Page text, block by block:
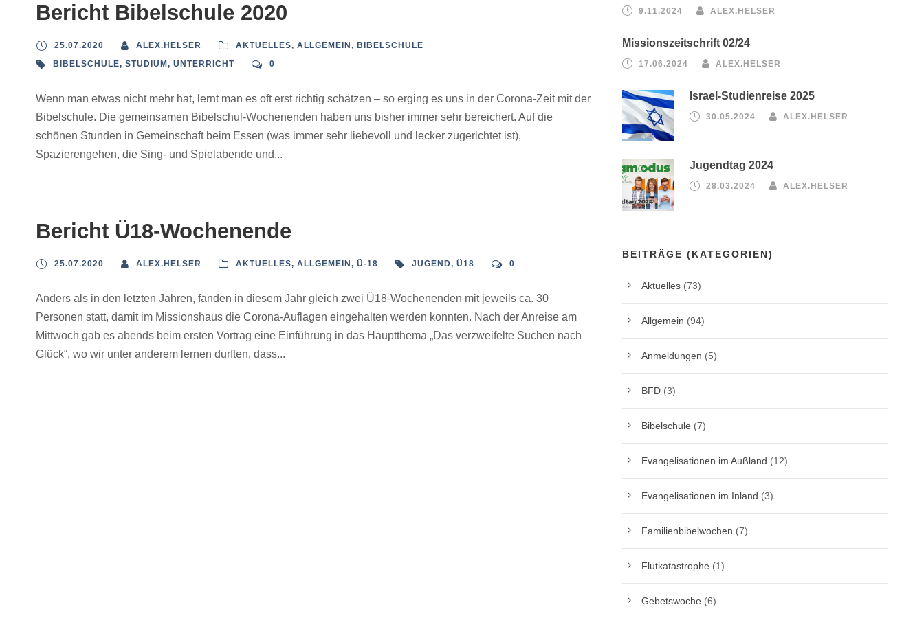
Bericht Bibelschule 2020
25.07.2020 ALEX.HELSER AKTUELLES, ALLGEMEIN , BIBELSCHULE
BIBELSCHULE, STUDIUM , UNTERRICHT 0
Wenn man etwas nicht mehr hat, lernt man es oft erst richtig schätzen – so erging es uns in der Corona-Zeit mit der
Bibelschule. Die gemeinsamen Bibelschul-Wochenenden haben uns bisher immer sehr bereichert. Auf die
schönen Stunden in Gemeinschaft beim Essen (was immer sehr liebevoll und lecker zugerichtet ist),
Spazierengehen, die Sing- und Spielabende und...
Bericht Ü18-Wochenende
25.07.2020 ALEX.HELSER AKTUELLES, ALLGEMEIN , Ü-18 JUGEND, Ü18 0
Anders als in den letzten Jahren, fanden in diesem Jahr gleich zwei Ü18-Wochenenden mit jeweils ca. 30
Personen statt, damit im Missionshaus die Corona-Auflagen eingehalten werden konnten. Nach der Anreise am
Mittwoch gab es abends beim ersten Vortrag eine Einführung in das Hauptthema „Das verzweifelte Suchen nach
Glück“, wo wir unter anderem lernen durften, dass...
9.11.2024 ALEX.HELSER
Missionszeitschrift 02/24
17.06.2024 ALEX.HELSER
Israel-Studienreise 2025
30.05.2024 ALEX.HELSER
Jugendtag 2024
28.03.2024 ALEX.HELSER
BEITRÄGE (KATEGORIEN)
Aktuelles (73)
Allgemein (94)
Anmeldungen (5)
BFD (3)
Bibelschule (7)
Evangelisationen im Außland (12)
Evangelisationen im Inland (3)
Familienbibelwochen (7)
Flutkatastrophe (1)
Gebetswoche (6)